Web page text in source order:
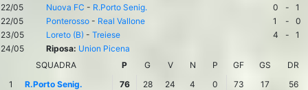
22/05
Nuova FC - R.Porto Senig. 0 -
1
22/05
Ponterosso - Real Vallone 1 -
0
23/05
Loreto (B) - Treiese 4 -
1
24/05
Riposa: Union Picena
SQUADRA
P G V N P GF GS
DR
1
R.Porto Senig. 76 28 24 4 0 73 17
56